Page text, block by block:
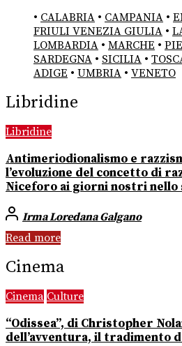
• CALABRIA • CAMPANIA •
FRIULI VENEZIA GIULIA •
LOMBARDIA • MARCHE •
SARDEGNA • SICILIA •
ADIGE • UMBRIA • VENETO
Libridine
Libridine
Antimeriodionalismo e
l’evoluzione del concetto di
Niceforo ai giorni nostri
Irma Loredana Galgano
Read more
Cinema
Cinema Culture
“Odissea”, di Christopher
dell’avventura, il tradimento